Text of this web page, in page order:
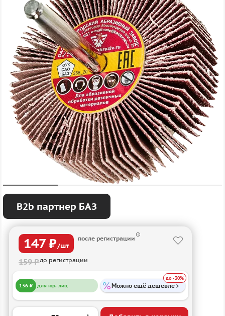
B2b партнер БАЗ
147 ₽/шт
после регистрации
159 ₽до регистрации
136 ₽ для юр. лиц Можно ещё дешевле
до -30%